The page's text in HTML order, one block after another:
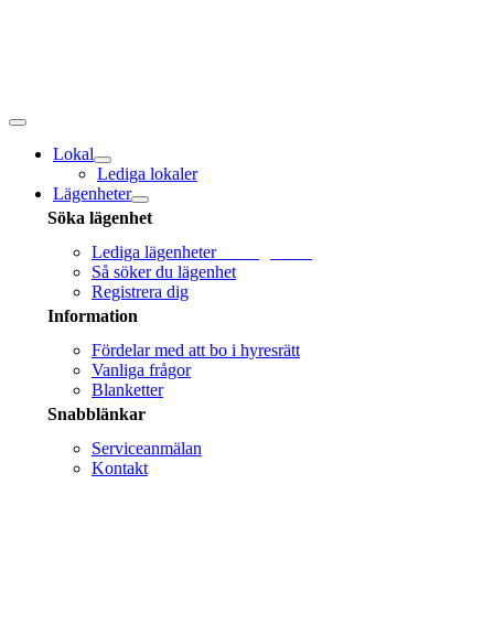
Toggle
navigation
Lokal
Lediga lokaler
Lägenheter
Söka lägenhet
Lediga lägenheterSök lägenhet!
Så söker du lägenhet
Registrera dig
Information
Fördelar med att bo i hyresrätt
Vanliga frågor
Blanketter
Snabblänkar
Serviceanmälan
Kontakt